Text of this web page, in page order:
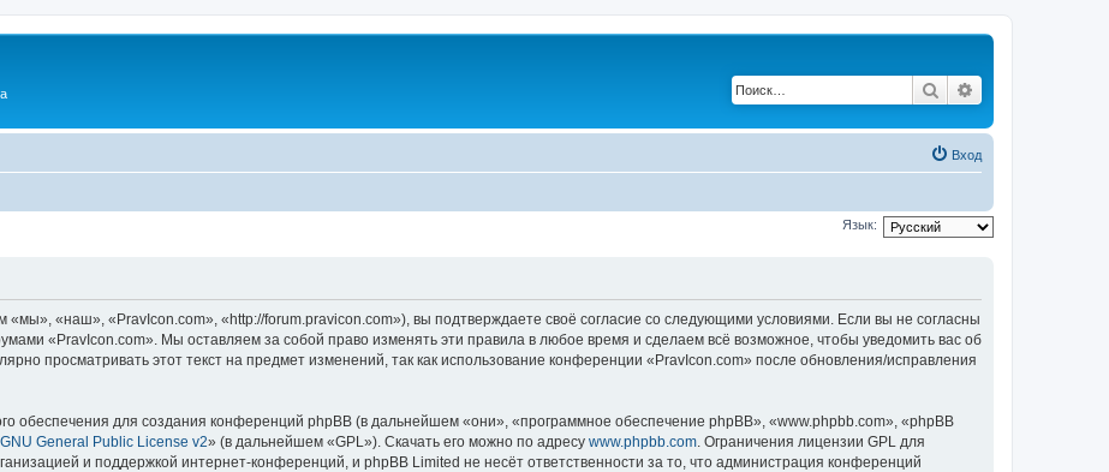
Поиск
Вход
Язык:
«наш», «PravIcon.com», «http://forum.pravicon.com»), вы подтверждаете своё согласие со следующими условиями. Если вы не согласны
«PravIcon.com». Мы оставляем за собой право изменять эти правила в любое время и сделаем всё возможное, чтобы уведомить вас об
просматривать этот текст на предмет изменений, так как использование конференции «PravIcon.com» после обновления/исправления
обеспечения для создания конференций phpBB (в дальнейшем «они», «программное обеспечение phpBB», «www.phpbb.com», «phpBB
GNU General Public License v2» (в дальнейшем «GPL»). Скачать его можно по адресу www.phpbb.com. Ограничения лицензии GPL для
и поддержкой интернет-конференций, и phpBB Limited не несёт ответственности за то, что администрация конференций